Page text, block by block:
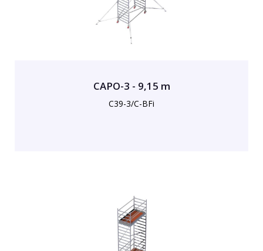
CAPO-3 - 9,15 m
C39-3/C-BFi